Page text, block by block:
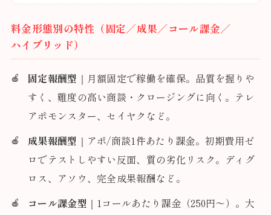
料金形態別の特性（固定／成果／コール課金／
ハイブリッド）
固定報酬型 ｜月額固定で稼働を確保。品質を握りや
すく、難度の高い商談・クロージングに向く。テレ
アポモンスター、セイヤクなど。
成果報酬型 ｜アポ/商談1件あたり課金。初期費用ゼ
ロでテストしやすい反面、質の劣化リスク。ディグ
ロス、アソウ、完全成果報酬など。
コール課金型 ｜1コールあたり課金（250円〜）。大